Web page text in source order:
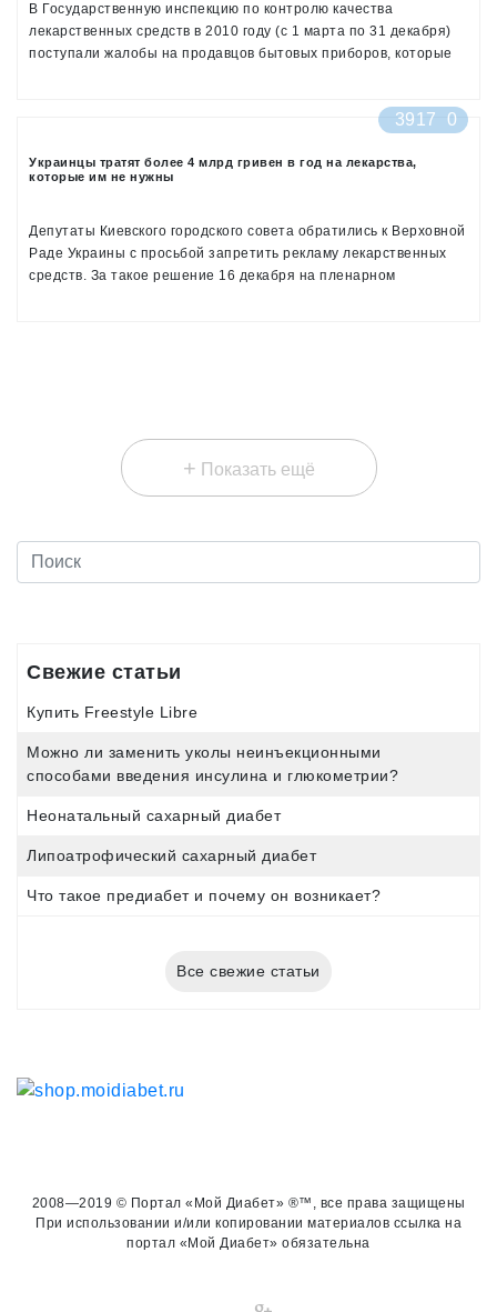
В Государственную инспекцию по контролю качества
лекарственных средств в 2010 году (с 1 марта по 31 декабря)
поступали жалобы на продавцов бытовых приборов, которые
3917 0
Украинцы тратят более 4 млрд гривен в год на лекарства,
которые им не нужны
Депутаты Киевского городского совета обратились к Верховной
Раде Украины с просьбой запретить рекламу лекарственных
средств. За такое решение 16 декабря на пленарном
+ Показать ещё
Свежие статьи
Купить Freestyle Libre
Можно ли заменить уколы неинъекционными
способами введения инсулина и глюкометрии?
Неонатальный сахарный диабет
Липоатрофический сахарный диабет
Что такое предиабет и почему он возникает?
Все свежие статьи
2008—2019 © Портал «Мой Диабет» ®™, все права защищены
При использовании и/или копировании материалов ссылка на
портал «Мой Диабет» обязательна